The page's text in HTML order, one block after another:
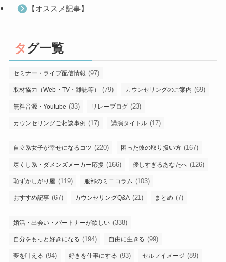
【オススメ記事】
タグ一覧
セミナー・ライブ配信情報 (97)
取材協力（Web・TV・雑誌等） (79) カウンセリングのご案内 (69)
無料音源・Youtube (33) リレーブログ (23)
カウンセリングご相談事例 (17) 講演タイトル (17)
自立系女子が幸せになるコツ (220) 困った彼の取り扱い方 (167)
尽くし系・ダメンズメーカー応援 (166) 優しすぎるあなたへ (126)
恥ずかしがり屋 (119) 服部のミニコラム (103)
おすすめ記事 (67) カウンセリングQ&A (21) まとめ (7)
婚活・出会い・パートナーが欲しい (338)
自分をもっと好きになる (194) 自由に生きる (99)
夢を叶える (94) 好きを仕事にする (93) セルフイメージ (89)